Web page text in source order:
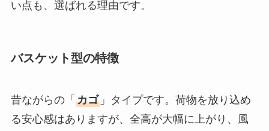
い点も、選ばれる理由です。
バスケット型の特徴
昔ながらの「 カゴ」タイプです。荷物を放り込め
る安心感はありますが、全高が大幅に上がり、風